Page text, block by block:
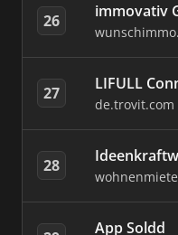
26 immovativ
27 LIFULL
de.trovit.com
28
App Soldd